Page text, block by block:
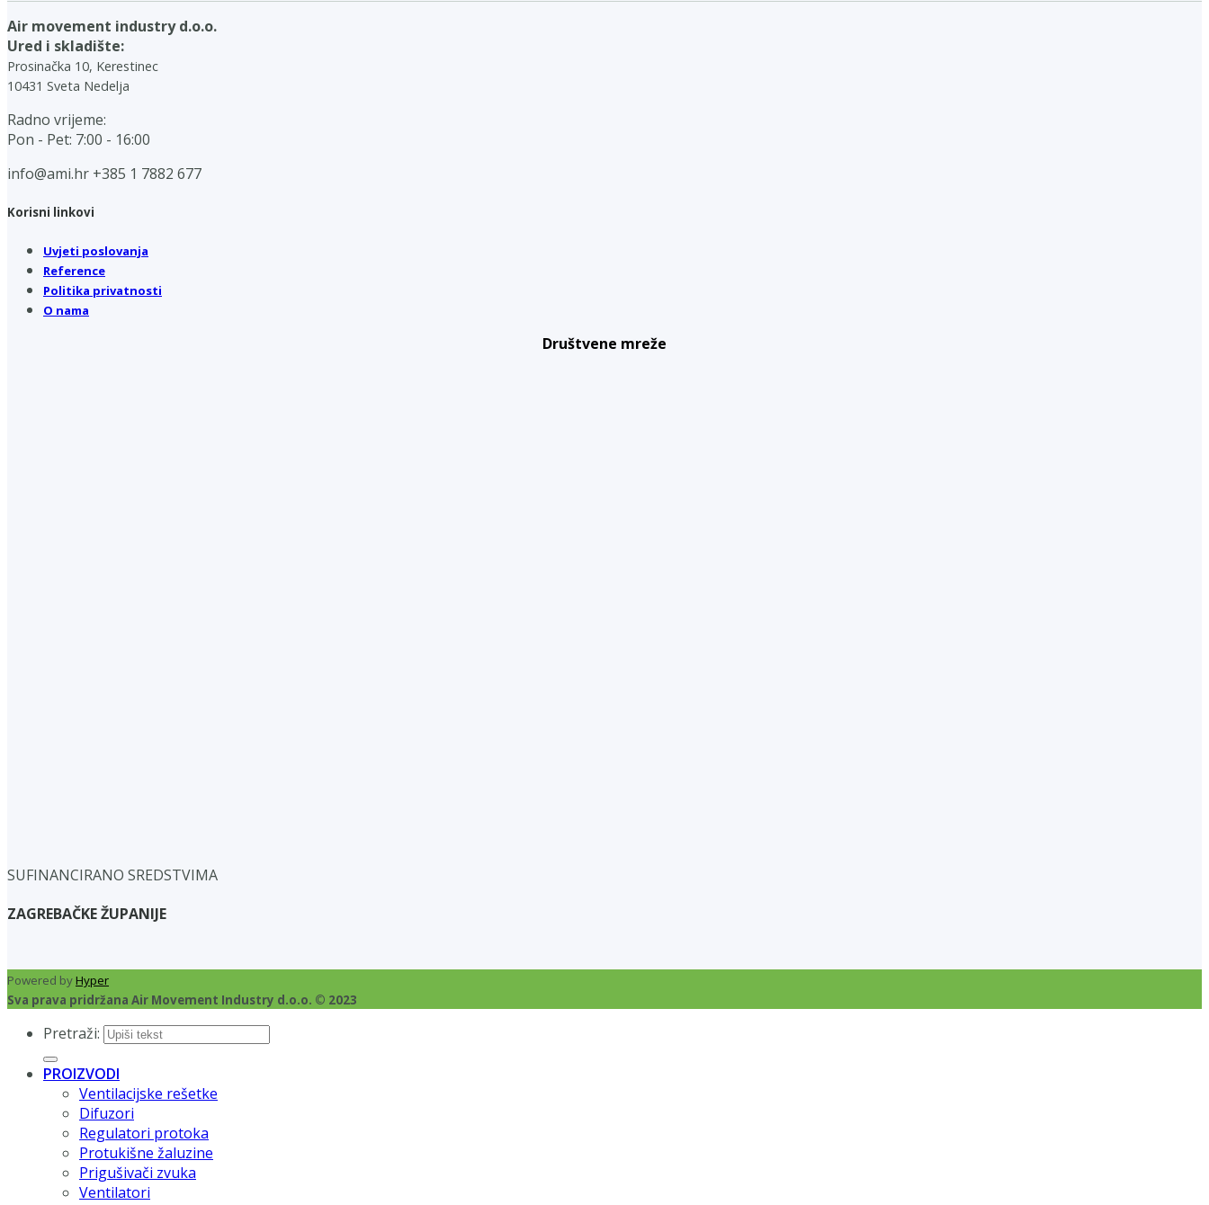
Air movement industry d.o.o.
Ured i skladište:
Prosinačka 10, Kerestinec
10431 Sveta Nedelja
Radno vrijeme:
Pon - Pet: 7:00 - 16:00
info@ami.hr +385 1 7882 677
Korisni linkovi
Uvjeti poslovanja
Reference
Politika privatnosti
O nama
Društvene mreže
SUFINANCIRANO SREDSTVIMA
ZAGREBAČKE ŽUPANIJE
Powered byHyper
Sva prava pridržana Air Movement Industry d.o.o. © 2023
Pretraži:
PROIZVODI
Ventilacijske rešetke
Difuzori
Regulatori protoka
Protukišne žaluzine
Prigušivači zvuka
Ventilatori